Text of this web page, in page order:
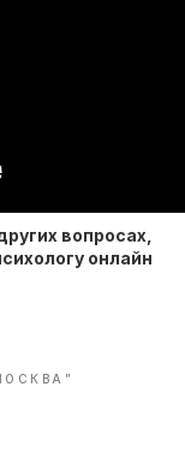
вопросах,
онлайн